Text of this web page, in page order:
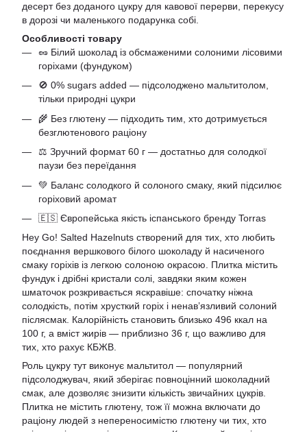
десерт без доданого цукру для кавової перерви, перекусу
в дорозі чи маленького подарунка собі.
Особливості товару
🥜 Білий шоколад із обсмаженими солоними лісовими
горіхами (фундуком)
🚫 0% sugars added — підсолоджено мальтитолом,
тільки природні цукри
🌾 Без глютену — підходить тим, хто дотримується
безглютенового раціону
⚖️ Зручний формат 60 г — достатньо для солодкої
паузи без переїдання
💚 Баланс солодкого й солоного смаку, який підсилює
горіховий аромат
🇪🇸 Європейська якість іспанського бренду Torras
Hey Go! Salted Hazelnuts створений для тих, хто любить
поєднання вершкового білого шоколаду й насиченого
смаку горіхів із легкою солоною окрасою. Плитка містить
фундук і дрібні кристали солі, завдяки яким кожен
шматочок розкривається яскравіше: спочатку ніжна
солодкість, потім хрусткий горіх і ненав’язливий солоний
післясмак. Калорійність становить близько 496 ккал на
100 г, а вміст жирів — приблизно 36 г, що важливо для
тих, хто рахує КБЖВ.
Роль цукру тут виконує мальтитол — популярний
підсолоджувач, який зберігає повноцінний шоколадний
смак, але дозволяє знизити кількість звичайних цукрів.
Плитка не містить глютену, тож її можна включати до
раціону людей з непереносимістю глютену чи тих, хто